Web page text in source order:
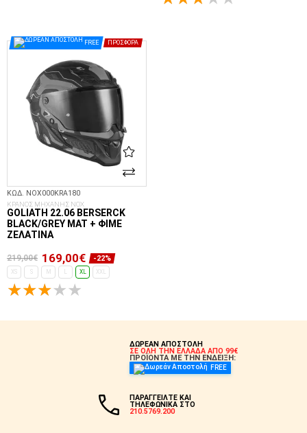
FREE ΠΡΟΣΦΟΡΆ
ΚΩΔ. NOX000KRA180
ΚΡΑΝΟΣ ΜΗΧΑΝΗΣ NOX
GOLIATH 22.06 BERSERCK
BLACK/GREY MAT + ΦΙΜΈ
ΖΕΛΑΤΊΝΑ
219,00€ 169,00€ -22%
XS S XL XXL
ΔΩΡΕΑΝ ΑΠΟΣΤΟΛΗ
ΣΕ ΟΛΗ ΤΗΝ ΕΛΛΑΔΑ ΑΠΟ 99€
ΠΡΟΪΟΝΤΑ ΜΕ ΤΗΝ ΕΝΔΕΙΞΗ:
FREE
ΠΑΡΑΓΓΕΙΛΤΕ ΚΑΙ
ΤΗΛΕΦΩΝΙΚΑ ΣΤΟ
210.5769.200